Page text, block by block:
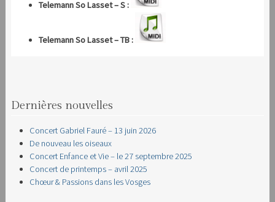
Telemann So Lasset – S :
Telemann So Lasset – TB :
Dernières nouvelles
Concert Gabriel Fauré – 13 juin 2026
De nouveau les oiseaux
Concert Enfance et Vie – le 27 septembre 2025
Concert de printemps – avril 2025
Chœur & Passions dans les Vosges